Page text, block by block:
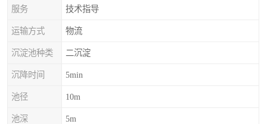
服务 技术指导
运输方式 物流
沉淀池种类 二沉淀
沉降时间 5min
池径 10m
池深 5m